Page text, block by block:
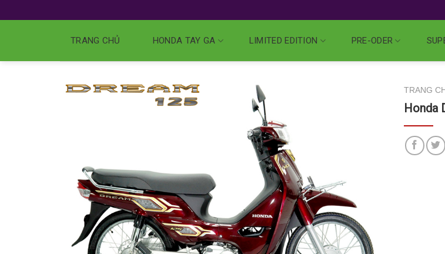
TRANG CHỦ HONDA TAY GA LIMITED EDITION PRE-ODER
TRANG
Honda